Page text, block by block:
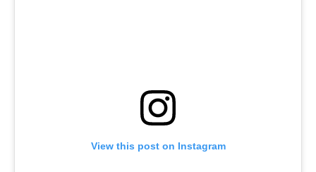
View this post on Instagram